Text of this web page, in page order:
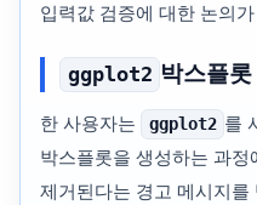
입력값 검증에 대한 논의
ggplot2 박스플
한 사용자는 ggplot2 를
박스플롯을 생성하는 과
제거된다는 경고 메시지